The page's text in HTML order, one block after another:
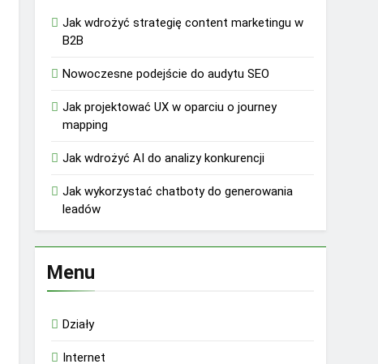
Jak wdrożyć strategię content marketingu w
B2B
Nowoczesne podejście do audytu SEO
Jak projektować UX w oparciu o journey
mapping
Jak wdrożyć AI do analizy konkurencji
Jak wykorzystać chatboty do generowania
leadów
Menu
Działy
Internet